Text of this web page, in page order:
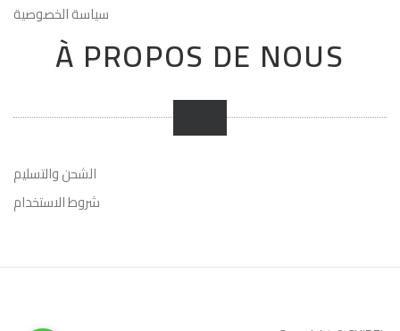
سياسة الخصوصية
À PROPOS DE NOUS
الشحن والتسليم
شروط الاستخدام